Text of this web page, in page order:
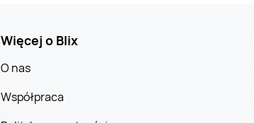
Więcej o Blix
O nas
Współpraca